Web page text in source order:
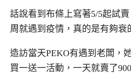
話說看到布條上寫著5/5起試
周就遇到疫情，真的是有夠衰
造訪當天PEKO有遇到老闆，
買一送一活動，一天就賣了